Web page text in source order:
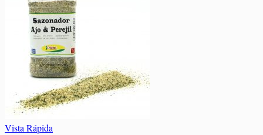
desde
2,50€
hasta
16,40€
Vista Rápida